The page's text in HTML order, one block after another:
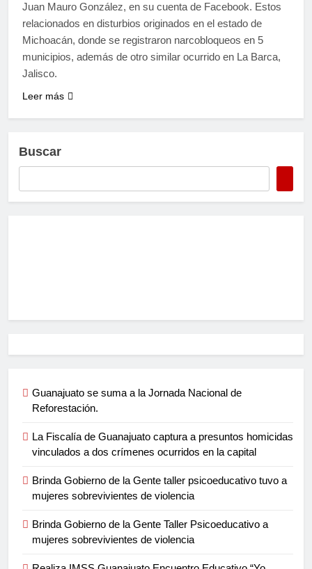
Juan Mauro González, en su cuenta de Facebook. Estos
relacionados en disturbios originados en el estado de
Michoacán, donde se registraron narcobloqueos en 5
municipios, además de otro similar ocurrido en La Barca,
Jalisco.
Leer más
Buscar
Guanajuato se suma a la Jornada Nacional de
Reforestación.
La Fiscalía de Guanajuato captura a presuntos homicidas
vinculados a dos crímenes ocurridos en la capital
Brinda Gobierno de la Gente taller psicoeducativo tuvo a
mujeres sobrevivientes de violencia
Brinda Gobierno de la Gente Taller Psicoeducativo a
mujeres sobrevivientes de violencia